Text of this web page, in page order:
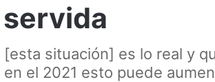
situación] es lo real y
el 2021 esto puede